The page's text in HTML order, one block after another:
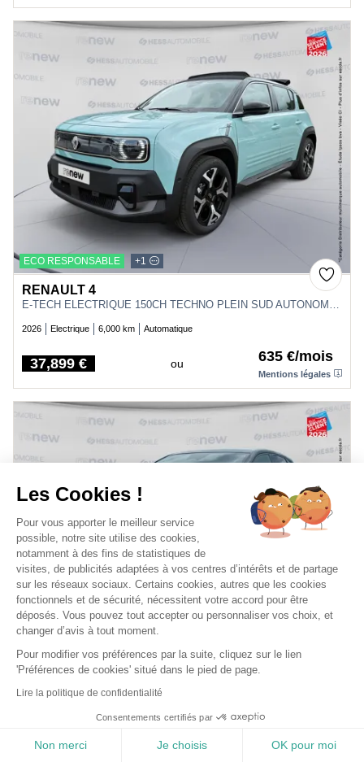
Information Menu
ECO RESPONSABLE +1
RENAULT 4
2026 Electrique 6,000 km Automatique
Price
37,899 € ou 635 €/mois
Mentions légales
RENAULT Captur
Price
24,299 € ou
Mentions légales
Les Cookies !
Pour vous apporter le meilleur service
possible, notre site utilise des cookies,
notamment à des fins de statistiques de
visites, de publicités adaptées à vos centres d’intérêts et de partage
sur les réseaux sociaux. Certains cookies, autres que les cookies
fonctionnels et de sécurité, nécessitent votre accord pour être
déposés. Vous pouvez tout accepter ou personnaliser vos choix, et
changer d’avis à tout moment.
Pour modifier vos préférences par la suite, cliquez sur le lien
'Préférences de cookies' situé dans le pied de page.
Lire la politique de confidentialité
Consentements certifiés par
Non merci Je choisis OK pour moi